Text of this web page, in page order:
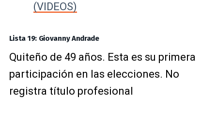
(VIDEOS)
Lista 19: Giovanny Andrade
Quiteño de 49 años. Esta es su primera
participación en las elecciones. No
registra título profesional